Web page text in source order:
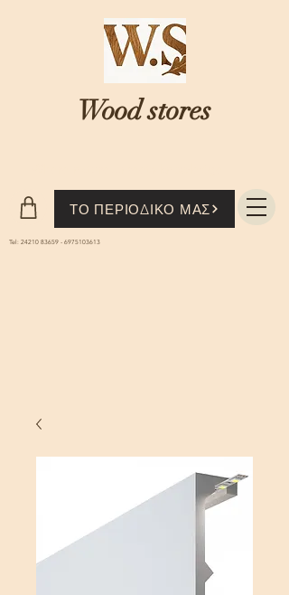
ΤΟ ΠΕΡΙΟΔΙΚΟ ΜΑΣ
Tel: 24210 83659 - 6975103613
Wood stores